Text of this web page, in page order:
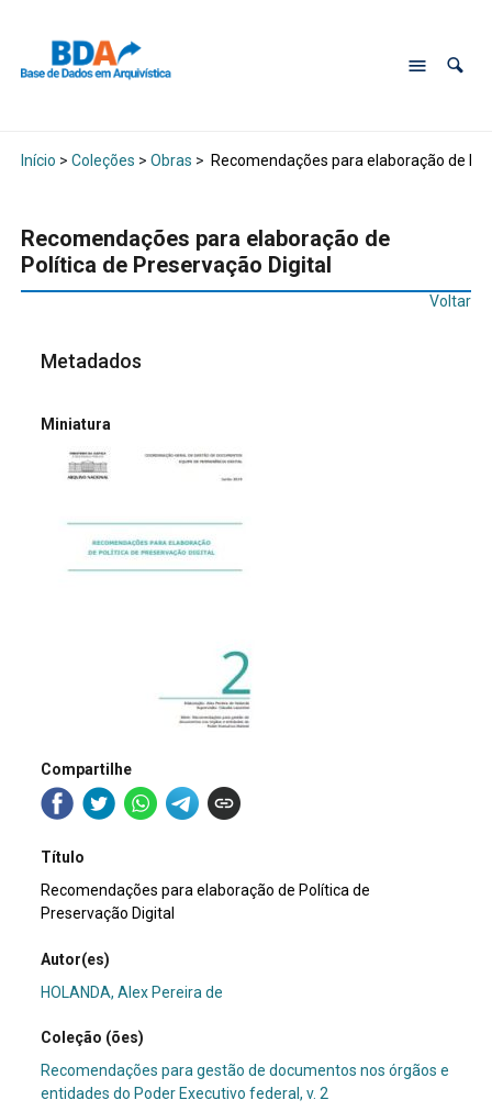
Início > Coleções > Obras > Recomendações para elaboração de
Recomendações para elaboração de
Política de Preservação Digital
Voltar
Metadados
Miniatura
Compartilhe
Título
Recomendações para elaboração de Política de
Preservação Digital
Autor(es)
HOLANDA, Alex Pereira de
Coleção (ões)
Recomendações para gestão de documentos nos órgãos e
entidades do Poder Executivo federal, v. 2